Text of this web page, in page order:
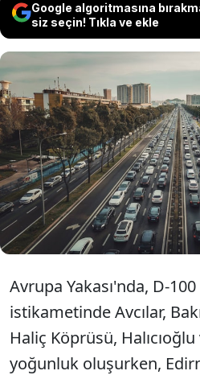
Google algoritmasına
siz seçin! Tıkla ve ekle
İstanbul'da
sabah
toplu
oluştu.
Avrupa Yakası'nda, D-
istikametinde Avcılar,
Haliç Köprüsü,
yoğunluk oluşurken,